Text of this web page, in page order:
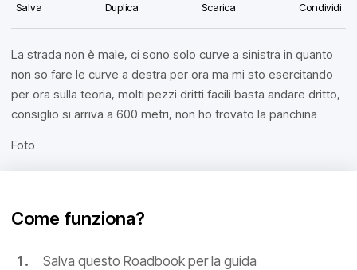
Salva Duplica Scarica Condividi
La strada non è male, ci sono solo curve a sinistra in quanto
non so fare le curve a destra per ora ma mi sto esercitando
per ora sulla teoria, molti pezzi dritti facili basta andare dritto,
consiglio si arriva a 600 metri, non ho trovato la panchina
Foto
Come funziona?
Salva questo Roadbook per la guida